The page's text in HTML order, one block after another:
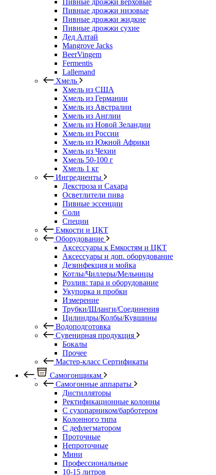
Пивные дрожжи верховые
Пивные дрожжи низовые
Пивные дрожжи жидкие
Пивные дрожжи сухие
Дед Алтай
Mangrove Jacks
BeerVingem
Fermentis
Lallemand
Хмель
Хмель из США
Хмель из Германии
Хмель из Австралии
Хмель из Англии
Хмель из Новой Зеландии
Хмель из России
Хмель из Южной Африки
Хмель из Чехии
Хмель 50-100 г
Хмель 1 кг
Ингредиенты
Декстроза и Сахара
Осветлители пива
Пивные эссенции
Соли
Специи
Емкости и ЦКТ
Оборудование
Аксессуары к Емкостям и ЦКТ
Аксессуары и доп. оборудование
Дезинфекция и мойка
Котлы/Чиллеры/Мельницы
Розлив: тара и оборудование
Укупорка и пробки
Измерение
Трубки/Шланги/Соединения
Цилиндры/Колбы/Кувшины
Водоподготовка
Сувенирная продукция
Бокалы
Прочее
Мастер-класс Сертификаты
Самогонщикам
Самогонные аппараты
Дистилляторы
Ректификационные колонны
С сухопарником/барботером
Колонного типа
С дефлегматором
Проточные
Непроточные
Мини
Профессиональные
10-15 литров